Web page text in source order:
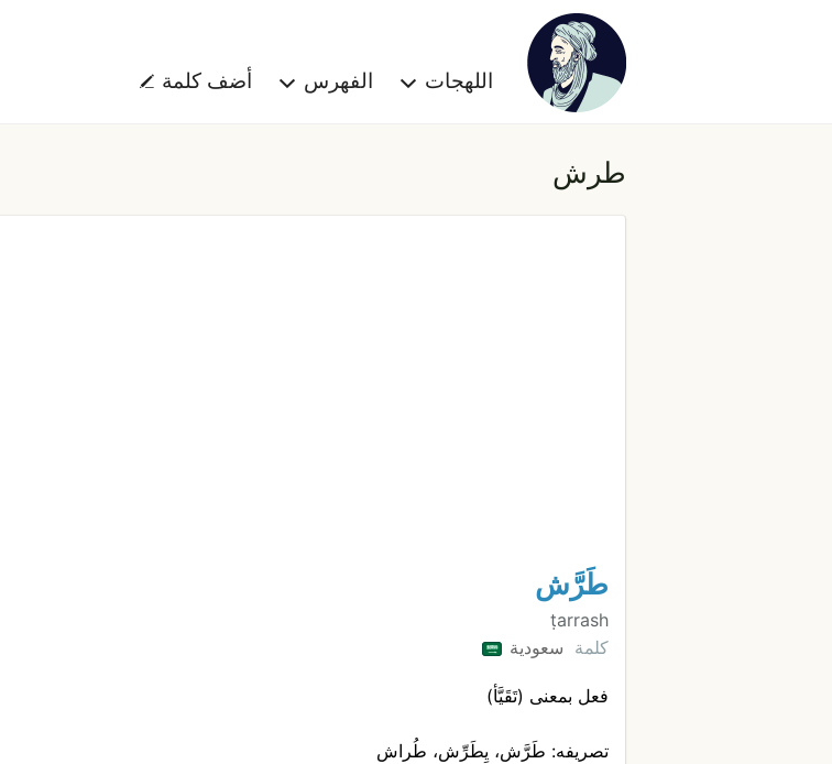
اللهجات الفهرس أضف كلمة
طرش
طَرَّش
ṭarrash
كلمة سعودية
فعل بمعنى (تَقَيَّأ)
تصريفه: طَرَّش، يِطَرِّش، طُراش